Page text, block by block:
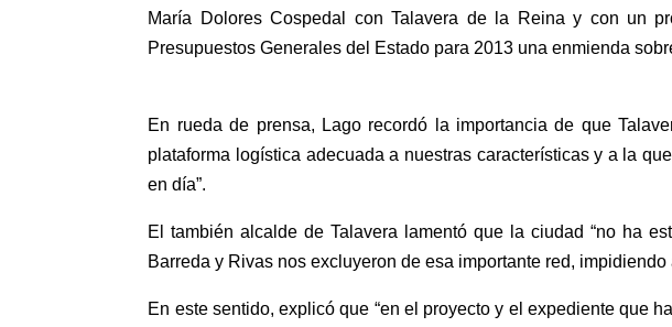
María Dolores Cospedal con Talavera de la Reina y con un
Presupuestos Generales del Estado para 2013 una enmienda
En rueda de prensa, Lago recordó la importancia de que
plataforma logística adecuada a nuestras características y a la
en día”.
El también alcalde de Talavera lamentó que la ciudad “no ha
Barreda y Rivas nos excluyeron de esa importante red,
En este sentido, explicó que “en el proyecto y el expediente que